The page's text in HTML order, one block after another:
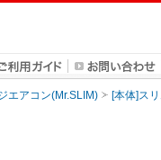
エアコン(Mr.SLIM) [本体]ス